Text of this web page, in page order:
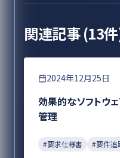
関連記事 (13
要件定義
2024年12月25日
効果的なソフトウ
管理
#要求仕様書 #要件追